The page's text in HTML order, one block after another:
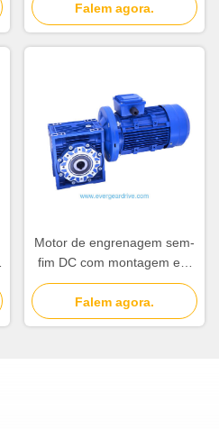
sem fim 2,6 a 1760 Nm
Faixa de temperatura
operacional menos 20
Falem agora.
Motor de engrenagem sem-
fim DC com montagem em
pé, incluindo redutor de
engrenagem sem-fim,
perfeito para equipamentos
Falem agora.